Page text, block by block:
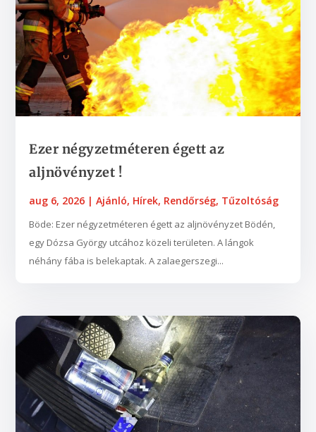
Ezer négyzetméteren égett az
aljnövényzet !
aug 6, 2026 |Ajánló, Hírek, Rendőrség, Tűzoltóság
Böde: Ezer négyzetméteren égett az aljnövényzet Bödén,
egy Dózsa György utcához közeli területen. A lángok
néhány fába is belekaptak. A zalaegerszegi...